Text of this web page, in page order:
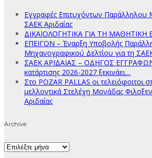
Εγγραφές Επιτυχόντων Παράλληλου
ΣΑΕΚ Αριδαίας
ΔΙΚΑΙΟΛΟΓΗΤΙΚΑ ΓΙΑ ΤΗ ΜΑΘΗΤΙΚΗ
ΕΠΕΙΓΟΝ – Έναρξη Υποβολής
Μηχανογραφικού Δελτίου για τη
ΣΑΕΚ ΑΡΙΔΑΙΑΣ – ΟΔΗΓΟΣ
κατάρτισης 2026-2027 ξεκινάει…
Στο POZAR PALLAS οι τελειόφοιτοι
μελλοντικά Στελέχη Μονάδας
Αριδαίας
Archive
Archive